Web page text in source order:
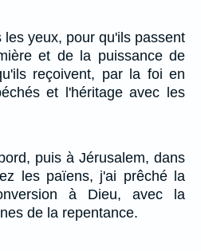
yeux, pour qu'ils passent
et de la puissance de
reçoivent, par la foi en
et l'héritage avec les
puis à Jérusalem, dans
les païens, j'ai prêché la
à Dieu, avec la
de la repentance.